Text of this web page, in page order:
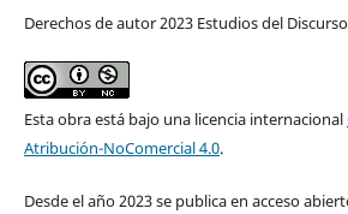
Derechos de autor 2023 Estudios del Discurso
Esta obra está bajo una licencia internacional
Atribución-NoComercial 4.0.
Desde el año 2023 se publica en acceso